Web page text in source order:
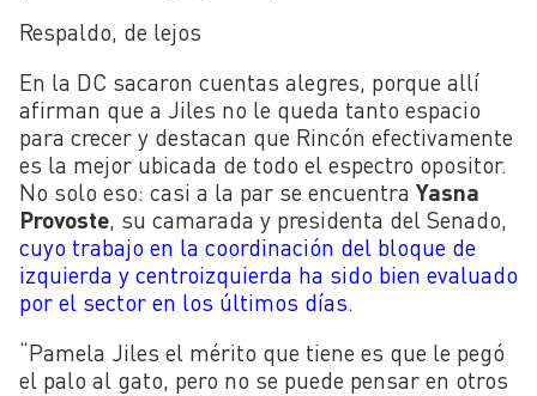
Respaldo, de lejos
En la DC sacaron cuentas alegres, porque allí
afirman que a Jiles no le queda tanto espacio
para crecer y destacan que Rincón efectivamente
es la mejor ubicada de todo el espectro opositor.
No solo eso: casi a la par se encuentra Yasna
Provoste, su camarada y presidenta del Senado,
cuyo trabajo en la coordinación del bloque de
izquierda y centroizquierda ha sido bien evaluado
por el sector en los últimos días.
“Pamela Jiles el mérito que tiene es que le pegó
el palo al gato, pero no se puede pensar en otros